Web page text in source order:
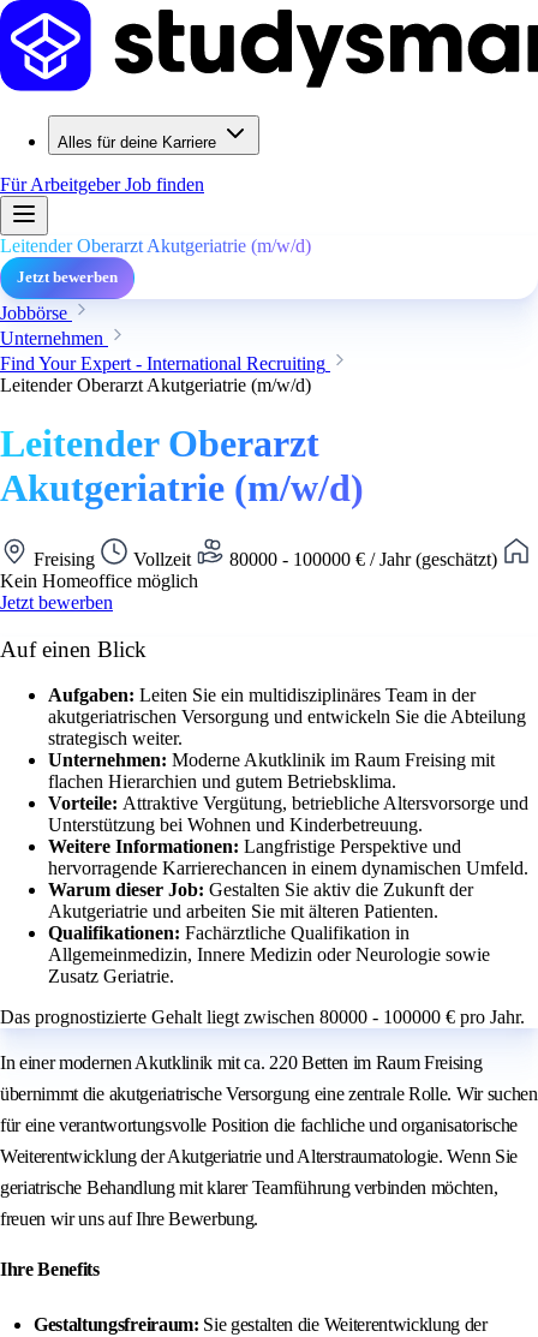
Alles für deine Karriere
Für ArbeitgeberJob finden
Leitender Oberarzt Akutgeriatrie (m/w/d)
Jetzt bewerben
Jobbörse
Unternehmen
Find Your Expert - International Recruiting
Leitender Oberarzt Akutgeriatrie (m/w/d)
Leitender Oberarzt
Akutgeriatrie (m/w/d)
Freising Vollzeit
80000 - 100000 € / Jahr (geschätzt)
Kein Homeoffice möglich
Jetzt bewerben
Auf einen Blick
Aufgaben: Leiten Sie ein multidisziplinäres Team in der
akutgeriatrischen Versorgung und entwickeln Sie die Abteilung
strategisch weiter.
Unternehmen: Moderne Akutklinik im Raum Freising mit
flachen Hierarchien und gutem Betriebsklima.
Vorteile: Attraktive Vergütung, betriebliche Altersvorsorge und
Unterstützung bei Wohnen und Kinderbetreuung.
Weitere Informationen: Langfristige Perspektive und
hervorragende Karrierechancen in einem dynamischen Umfeld.
Warum dieser Job: Gestalten Sie aktiv die Zukunft der
Akutgeriatrie und arbeiten Sie mit älteren Patienten.
Qualifikationen: Fachärztliche Qualifikation in
Allgemeinmedizin, Innere Medizin oder Neurologie sowie
Zusatz Geriatrie.
Das prognostizierte Gehalt liegt zwischen 80000 - 100000 € pro Jahr.
In einer modernen Akutklinik mit ca. 220 Betten im Raum Freising
übernimmt die akutgeriatrische Versorgung eine zentrale Rolle. Wir suchen
für eine verantwortungsvolle Position die fachliche und organisatorische
Weiterentwicklung der Akutgeriatrie und Alterstraumatologie. Wenn Sie
geriatrische Behandlung mit klarer Teamführung verbinden möchten,
freuen wir uns auf Ihre Bewerbung.
Ihre Benefits
Gestaltungsfreiraum: Sie gestalten die Weiterentwicklung der